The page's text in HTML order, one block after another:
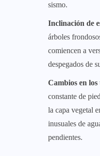
sismo.
Inclinación de
árboles
comiencen a
despegados de
Cambios en
constante de
la capa vegetal
inusuales de
pendientes.